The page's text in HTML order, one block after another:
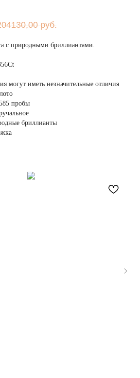
руб.
с природными бриллиантами.
могут иметь незначительные отличия
пробы
бриллианты